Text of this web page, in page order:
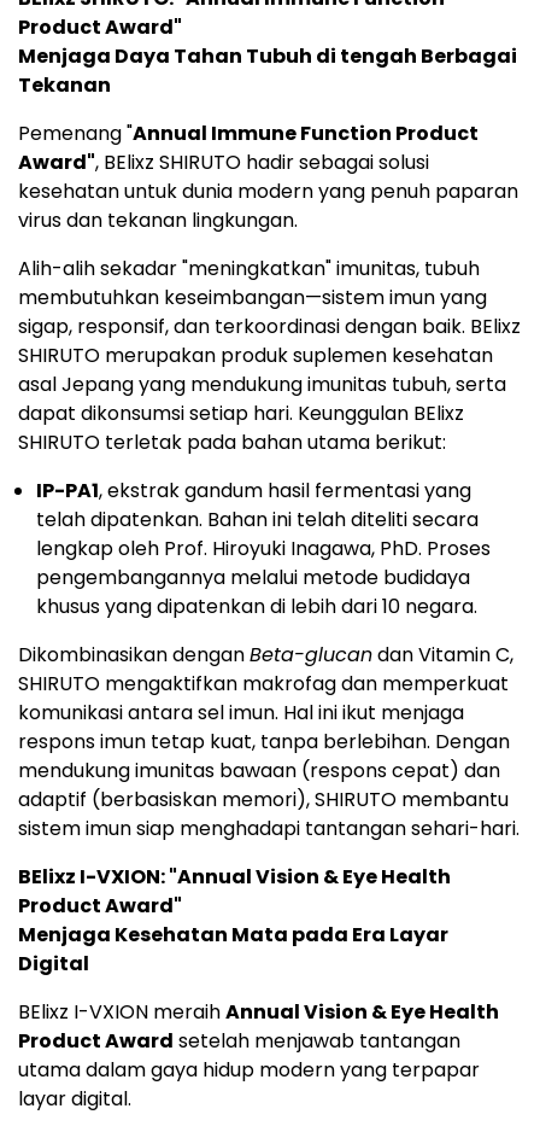
Product Award"
Menjaga Daya Tahan Tubuh di tengah Berbagai
Tekanan
Pemenang "Annual Immune Function Product
Award", BElixz SHIRUTO hadir sebagai solusi
kesehatan untuk dunia modern yang penuh paparan
virus dan tekanan lingkungan.
Alih-alih sekadar "meningkatkan" imunitas, tubuh
membutuhkan keseimbangan—sistem imun yang
sigap, responsif, dan terkoordinasi dengan baik. BElixz
SHIRUTO merupakan produk suplemen kesehatan
asal Jepang yang mendukung imunitas tubuh, serta
dapat dikonsumsi setiap hari. Keunggulan BElixz
SHIRUTO terletak pada bahan utama berikut:
IP-PA1, ekstrak gandum hasil fermentasi yang
telah dipatenkan. Bahan ini telah diteliti secara
lengkap oleh Prof. Hiroyuki Inagawa, PhD. Proses
pengembangannya melalui metode budidaya
khusus yang dipatenkan di lebih dari 10 negara.
Dikombinasikan denganBeta-glucandan Vitamin C,
SHIRUTO mengaktifkan makrofag dan memperkuat
komunikasi antara sel imun. Hal ini ikut menjaga
respons imun tetap kuat, tanpa berlebihan. Dengan
mendukung imunitas bawaan (respons cepat) dan
adaptif (berbasiskan memori), SHIRUTO membantu
sistem imun siap menghadapi tantangan sehari-hari.
BElixz I-VXION: "Annual Vision & Eye Health
Product Award"
Menjaga Kesehatan Mata pada Era Layar
Digital
BElixz I-VXION meraihAnnual Vision & Eye Health
Product Award setelah menjawab tantangan
utama dalam gaya hidup modern yang terpapar
layar digital.